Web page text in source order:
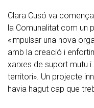
Clara Cusó va
la Comunalitat com un
«impulsar una nova
amb la creació i
xarxes de suport mutu
territori». Un projecte
havia hagut cap que